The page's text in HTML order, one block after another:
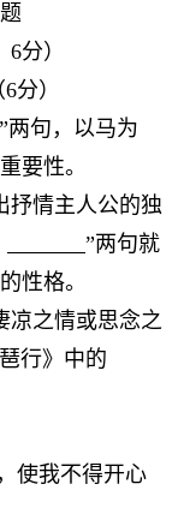
分）
分）
”两句，以马为
要性。
抒情主人公的独
”两句就
性格。
凉之情或思念之
行》中的
使我不得开心